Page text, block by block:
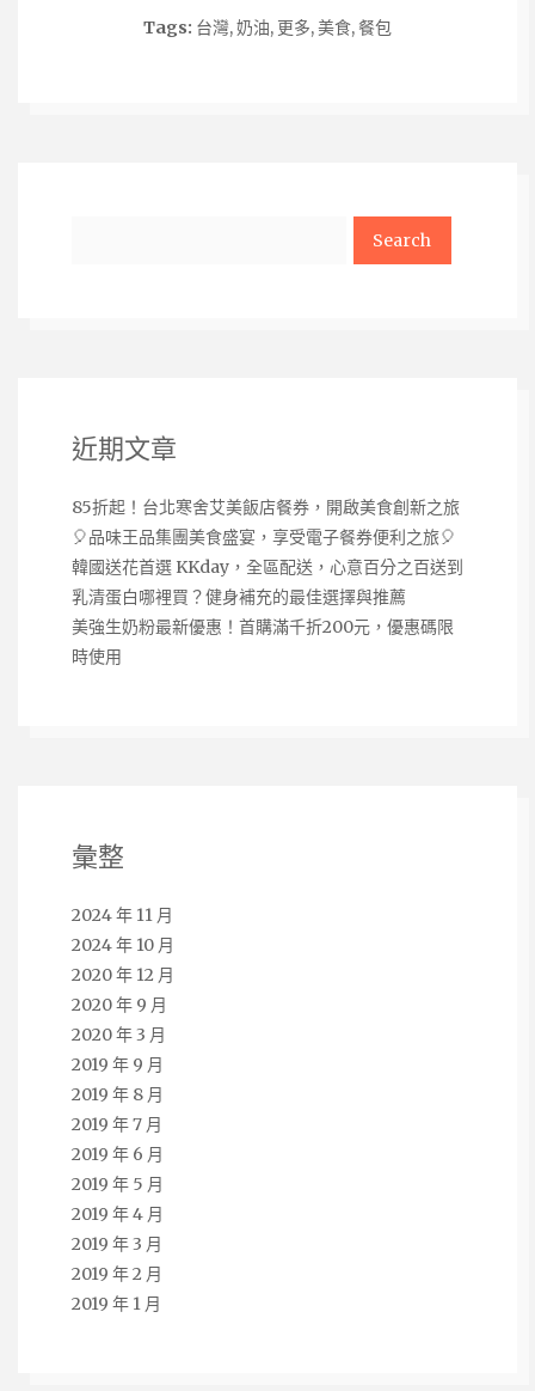
Tags: 台灣,奶油, 更多,美食, 餐包
近期文章
85折起！台北寒舍艾美飯店餐券，開啟美食創新之旅
🎈品味王品集團美食盛宴，享受電子餐券便利之旅🎈
韓國送花首選 KKday，全區配送，心意百分之百送到
乳清蛋白哪裡買？健身補充的最佳選擇與推薦
美強生奶粉最新優惠！首購滿千折200元，優惠碼限
時使用
彙整
2024 年 11 月
2024 年 10 月
2020 年 12 月
2020 年 9 月
2020 年 3 月
2019 年 9 月
2019 年 8 月
2019 年 7 月
2019 年 6 月
2019 年 5 月
2019 年 4 月
2019 年 3 月
2019 年 2 月
2019 年 1 月